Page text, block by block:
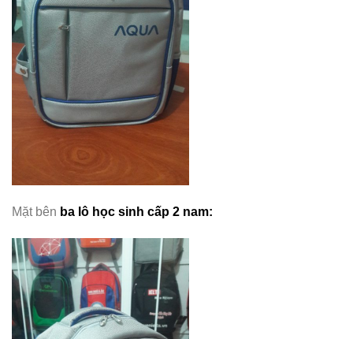
Mặt bên ba lô học sinh cấp 2 nam: